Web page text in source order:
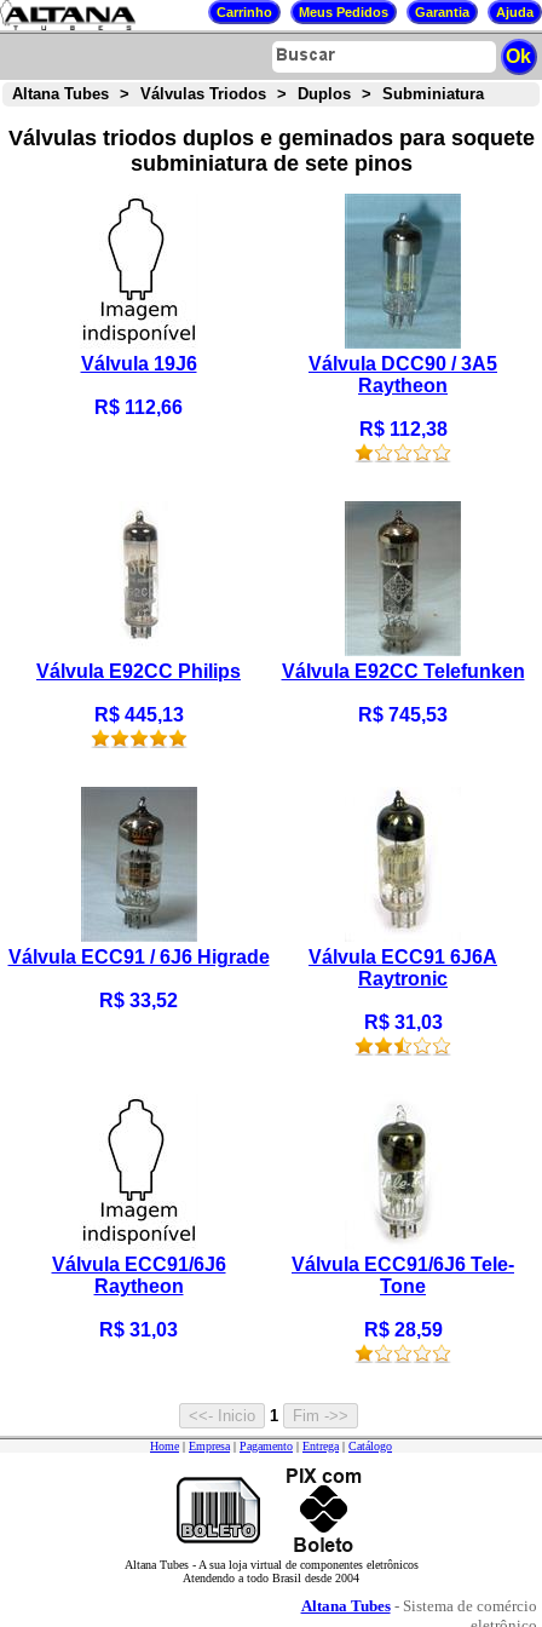
Altana Tubes > Válvulas Triodos > Duplos > Subminiatura
Válvulas triodos duplos e geminados para soquete
subminiatura de sete pinos
Válvula 19J6
R$ 112,66
Válvula DCC90 / 3A5
Raytheon
R$ 112,38
Válvula E92CC Philips
R$ 445,13
Válvula E92CC Telefunken
R$ 745,53
Válvula ECC91 / 6J6 Higrade
R$ 33,52
Válvula ECC91 6J6A
Raytronic
R$ 31,03
Válvula ECC91/6J6
Raytheon
R$ 31,03
Válvula ECC91/6J6 Tele-
Tone
R$ 28,59
1
Home | Empresa | Pagamento | Entrega | Catálogo
Altana Tubes - A sua loja virtual de componentes eletrônicos
Atendendo a todo Brasil desde 2004
Altana Tubes- Sistema de comércio